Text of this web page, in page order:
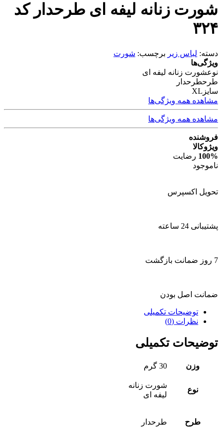
شورت زنانه لیفه ای طرحدار کد
۳۲۴
دسته: لباس زیر برچسب: شورت
ویژگی‌ها
نوعشورت زنانه لیفه ای
طرحطرحدار
سایز XL
مشاهده همه ویژگی‌ها
مشاهده همه ویژگی‌ها
فروشنده
ویژوکالا
100% رضایت
ناموجود
تحویل اکسپرس
پشتیبانی 24 ساعته
7 روز ضمانت بازگشت
ضمانت اصل بودن
توضیحات تکمیلی
نظرات (0)
توضیحات تکمیلی
وزن 30 گرم
نوع
شورت زنانه
لیفه ای
طرح طرحدار